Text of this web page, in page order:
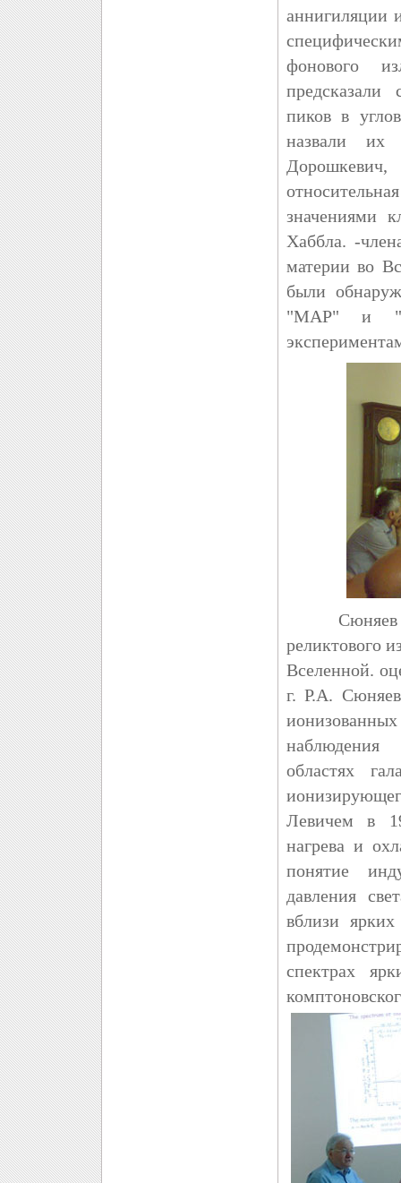
аннигиляции
фонового
предсказали
пиков в
назвали их
значениями
Хаббла. -
материи во
были
"MAP" и
Сюняев
реликтового
Вселенной.
г. Р.А. Сюняев
наблюдения
областях
Левичем в
нагрева и
понятие
давления
вблизи
спектрах